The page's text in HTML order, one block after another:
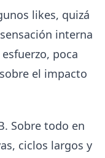
likes, quizá
interna
poca
el impacto
Sobre todo en
ciclos largos y